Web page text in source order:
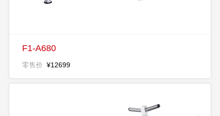
F1-A680
零售价 ¥12699